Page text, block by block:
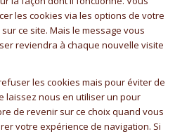
les cookies via les options de votre
ce site. Mais le message vous
reviendra à chaque nouvelle visite
les cookies mais pour éviter de
laissez nous en utiliser un pour
de revenir sur ce choix quand vous
votre expérience de navigation. Si